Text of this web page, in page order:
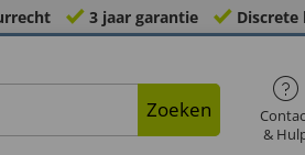
3 jaar garantie Discrete
Zoeken
&